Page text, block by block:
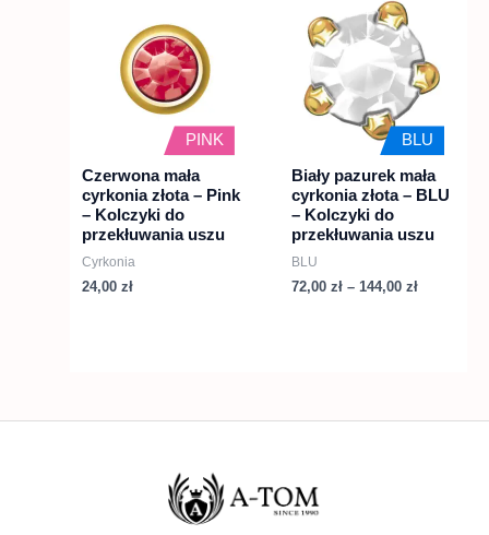
PINK
Czerwona mała
cyrkonia złota – Pink
– Kolczyki do
przekłuwania uszu
Cyrkonia
24,00 zł
BLU
Biały pazurek mała
cyrkonia złota – BLU
– Kolczyki do
przekłuwania uszu
BLU
72,00 zł – 144,00 zł
72,00 zł
do
144,00 zł
produkt
ma
wiele
wariantów.
można
wybrać
na
stronie
produktu